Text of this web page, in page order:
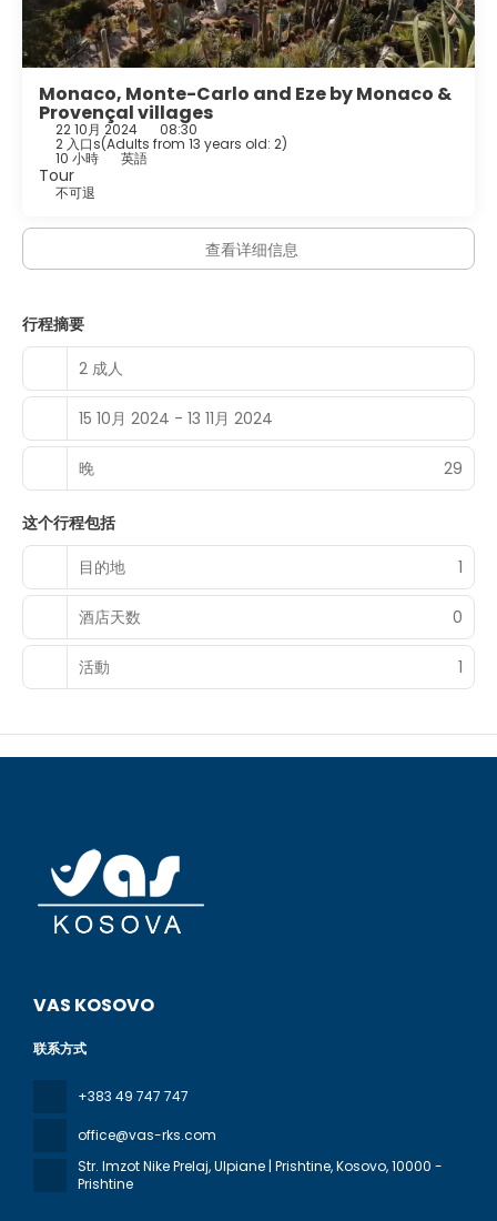
Monaco, Monte-Carlo and Eze by Monaco &
Provençal villages
22 10月 2024 08:30
2 入口s(Adults from 13 years old: 2)
10 小時 英語
Tour
不可退
查看详细信息
行程摘要
2 成人
15 10月 2024 - 13 11月 2024
晚 29
这个行程包括
目的地
1
酒店天数 0
活動 1
VAS KOSOVO
联系方式
+383 49 747 747
office@vas-rks.com
Str. Imzot Nike Prelaj, Ulpiane | Prishtine, Kosovo, 10000 -
Prishtine